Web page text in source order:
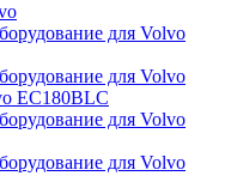
для Volvo
для Volvo
EC180BLC
для Volvo
для Volvo